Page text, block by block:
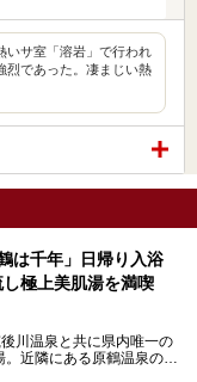
いサ室「溶岩」で行われ
烈であった。凄まじい熱
は千年」日帰り入浴
極上美肌湯を満喫
川温泉と共に県内唯一の
近隣にある原鶴温泉の観